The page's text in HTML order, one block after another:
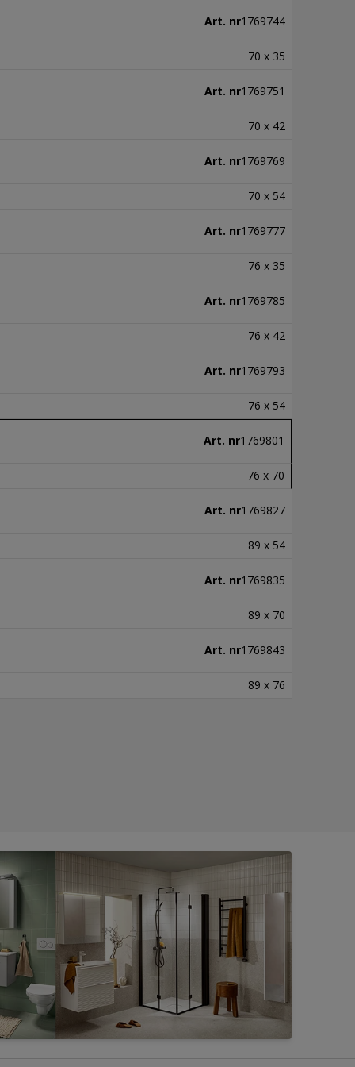
Art. nr1769744
70 x 35
Art. nr1769751
70 x 42
Art. nr1769769
70 x 54
Art. nr1769777
76 x 35
Art. nr1769785
76 x 42
Art. nr1769793
76 x 54
Art. nr1769801
76 x 70
Art. nr1769827
89 x 54
Art. nr1769835
89 x 70
Art. nr1769843
89 x 76